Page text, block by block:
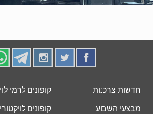
חדשות צרכנות
מבצעי השבוע
קופונים לרמי לוי
קופונים לויקטורי